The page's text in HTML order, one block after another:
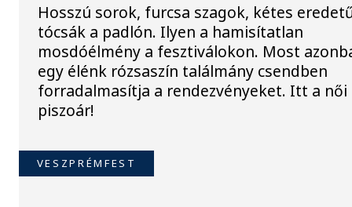
Hosszú sorok, furcsa szagok, kétes
tócsák a padlón. Ilyen a hamisítatlan
mosdóélmény a fesztiválokon. Most
egy élénk rózsaszín találmány csendben
forradalmasítja a rendezvényeket. Itt a női
piszoár!
VESZPRÉMFEST